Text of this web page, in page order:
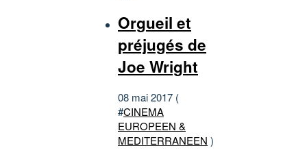
Orgueil et
préjugés de
Joe Wright
08 mai 2017 (
#CINEMA
EUROPEEN &
MEDITERRANEEN )